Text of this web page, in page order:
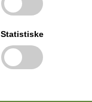
Statistiske